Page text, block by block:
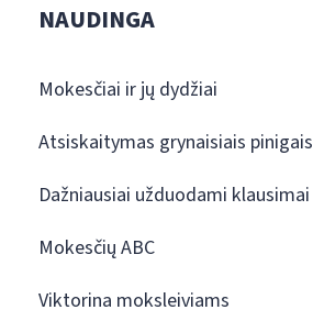
NAUDINGA
Mokesčiai ir jų dydžiai
Atsiskaitymas grynaisiais pinigais
Dažniausiai užduodami klausimai
Mokesčių ABC
Viktorina moksleiviams